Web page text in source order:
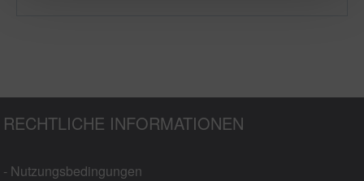
RECHTLICHE INFORMATIONEN
- Nutzungsbedingungen